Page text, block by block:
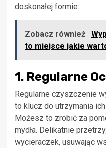
doskonałej formie:
Zobacz również
to miejsce jakie
1. Regularne
Regularne czyszczenie
to klucz do utrzymania
Możesz to zrobić za
mydła. Delikatnie
wycieraczek, usuwając